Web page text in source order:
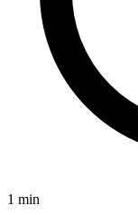
1 min